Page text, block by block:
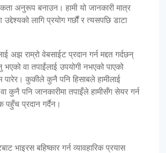
अनुरूप बनाउन। हामी यो जानकारी मात्र
लागि प्रयोग गर्छौं र त्यसपछि डाटा
अझ राम्रो वेबसाईट प्रदान गर्न मद्दत गर्दछन्
वा तपाईंलाई उपयोगी नभएको पाएको
पारेर। कुकीले कुनै पनि हिसाबले हामीलाई
कुनै पनि जानकारीमा तपाइँले हामीसँग सेयर गर्न
पहुँच प्रदान गर्दैन।
भाइरस बहिष्कार गर्न व्यावहारिक प्रयास